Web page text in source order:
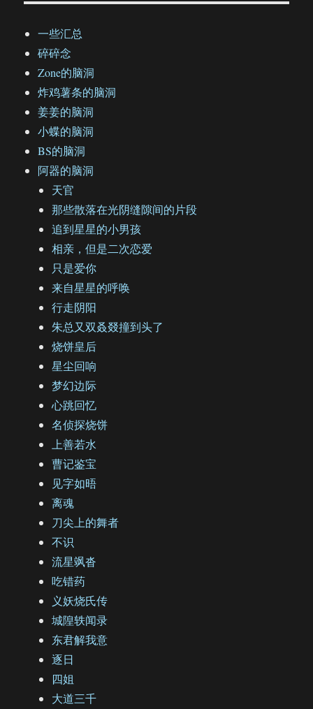
一些汇总
碎碎念
Zone的脑洞
炸鸡薯条的脑洞
姜姜的脑洞
小蝶的脑洞
BS的脑洞
阿器的脑洞
天官
那些散落在光阴缝隙间的片段
追到星星的小男孩
相亲，但是二次恋爱
只是爱你
来自星星的呼唤
行走阴阳
朱总又双叒叕撞到头了
烧饼皇后
星尘回响
梦幻边际
心跳回忆
名侦探烧饼
上善若水
曹记鉴宝
见字如晤
离魂
刀尖上的舞者
不识
流星飒沓
吃错药
义妖烧氏传
城隍轶闻录
东君解我意
逐日
四姐
大道三千